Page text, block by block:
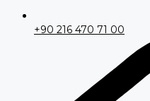
+90 216 470 71 00